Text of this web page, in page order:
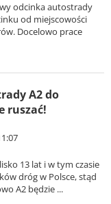
odcinka autostrady
od miejscowości
Docelowo prace
A2 do
ruszać!
13 lat i w tym czasie
dróg w Polsce, stąd
A2 będzie ...